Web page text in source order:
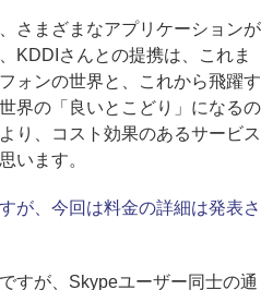
さまざまなアプリケーションが
KDDIさんとの提携は、これま
ォンの世界と、これから飛躍す
界の「良いとこどり」になるの
り、コスト効果のあるサービス
います。
、今回は料金の詳細は発表さ
すが、Skypeユーザー同士の通